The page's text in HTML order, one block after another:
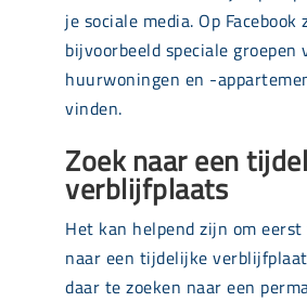
je sociale media. Op Facebook
bijvoorbeeld speciale groepen
huurwoningen en -
vinden.
Zoek naar een
verblijfplaats
Het kan helpend zijn om eerst
naar een tijdelijke
daar te zoeken naar een